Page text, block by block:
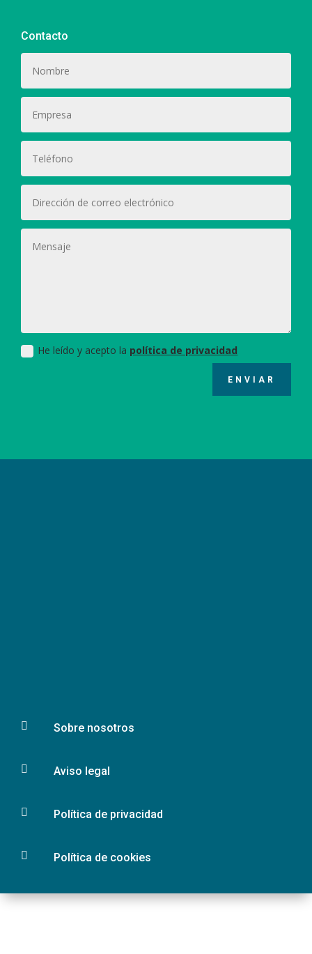
Contacto
He leído y acepto la política de privacidad
ENVIAR
 Sobre nosotros
 Aviso legal
 Política de privacidad
 Política de cookies